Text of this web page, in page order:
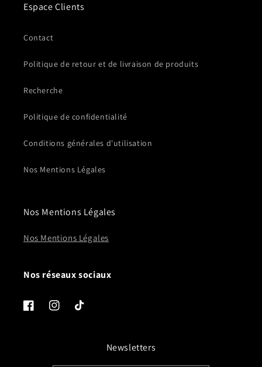
Espace Clients
Contact
Politique de retour et de livraison de produits
Recherche
Politique de confidentialité
Conditions générales d'utilisation
Nos Mentions Légales
Nos Mentions Légales
Nos Mentions Légales
Nos réseaux sociaux
FacebookInstagramTikTok
Newsletters